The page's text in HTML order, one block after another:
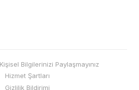
Bilgilerinizi Paylaşmayınız
Hizmet Şartları
Gizlilik Bildirimi